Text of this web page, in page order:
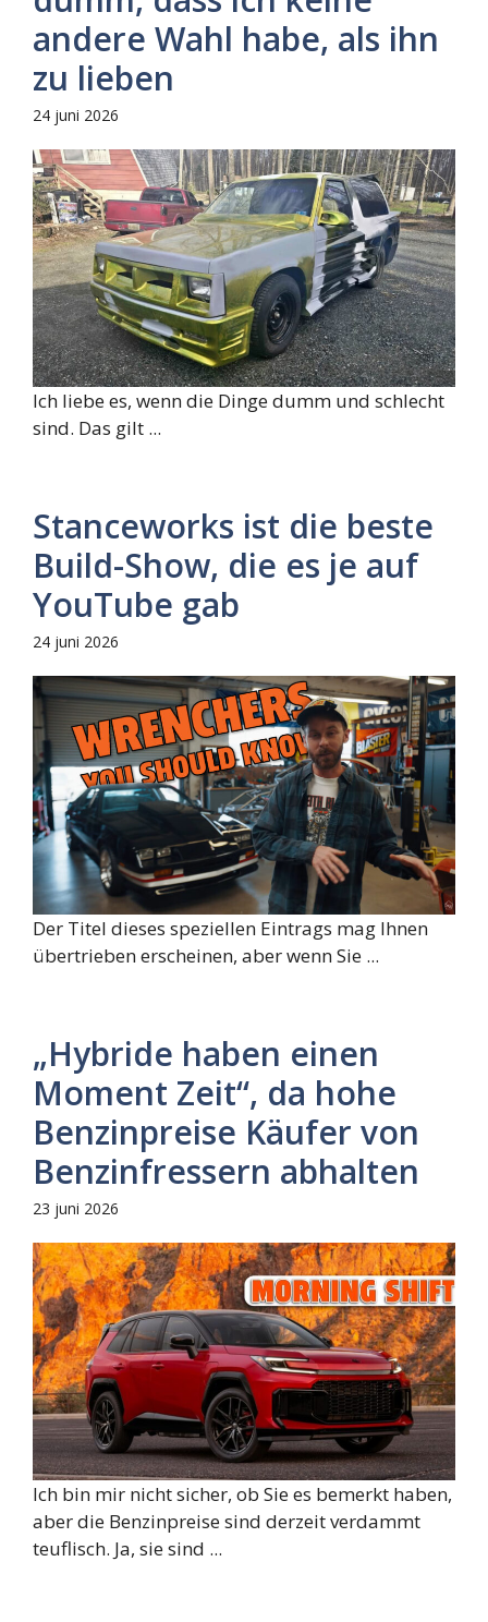
andere Wahl habe, als ihn
zu lieben
24 juni 2026
Ich liebe es, wenn die Dinge dumm und schlecht
sind. Das gilt ...
Stanceworks ist die beste
Build-Show, die es je auf
YouTube gab
24 juni 2026
Der Titel dieses speziellen Eintrags mag Ihnen
übertrieben erscheinen, aber wenn Sie ...
„Hybride haben einen
Moment Zeit“, da hohe
Benzinpreise Käufer von
Benzinfressern abhalten
23 juni 2026
Ich bin mir nicht sicher, ob Sie es bemerkt haben,
aber die Benzinpreise sind derzeit verdammt
teuflisch. Ja, sie sind ...